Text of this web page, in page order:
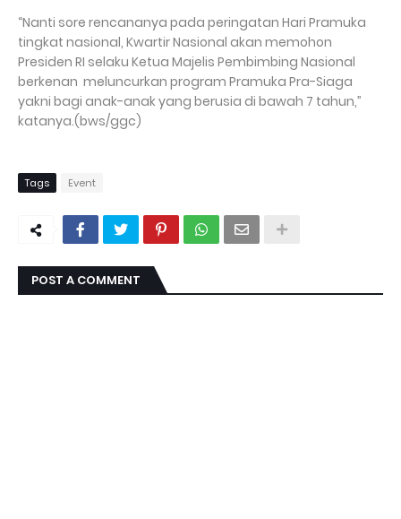
“Nanti sore rencananya pada peringatan Hari Pramuka
tingkat nasional, Kwartir Nasional akan memohon
Presiden RI selaku Ketua Majelis Pembimbing Nasional
berkenan meluncurkan program Pramuka Pra-Siaga
yakni bagi anak-anak yang berusia di bawah 7 tahun,”
katanya.(bws/ggc)
Tags Event
POST A COMMENT